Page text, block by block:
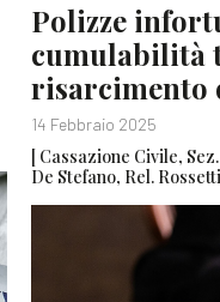
Polizze
cumulabilità
risarcimento
14 Febbraio 2025
[ Cassazione Civile,
De Stefano, Rel.